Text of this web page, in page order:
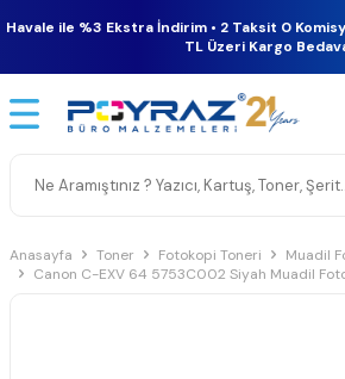
Havale ile %3 Ekstra İndirim • 2 Taksit 0
TL Üzeri Kargo
Anasayfa Toner Fotokopi Toneri
Muadil
Canon C-EXV 64 5753C002 Siyah Muadil